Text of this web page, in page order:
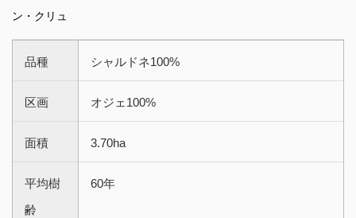
ン・クリュ
品種 シャルドネ100%
区画 オジェ100%
面積 3.70ha
平均樹
齢
60年